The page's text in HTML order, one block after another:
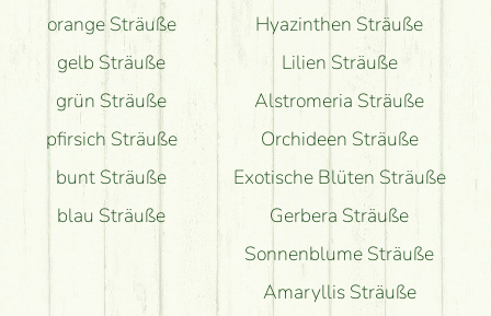
orange Sträuße
gelb Sträuße
grün Sträuße
pfirsich Sträuße
bunt Sträuße
blau Sträuße
Hyazinthen Sträuße
Lilien Sträuße
Alstromeria Sträuße
Orchideen Sträuße
Exotische Blüten Sträuße
Gerbera Sträuße
Sonnenblume Sträuße
Amaryllis Sträuße